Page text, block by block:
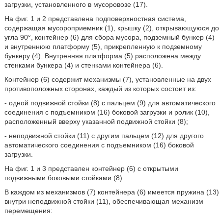
загрузки, установленного в мусоровозе (17).
На фиг. 1 и 2 представлена подповерхностная система,
содержащая мусороприемник (1), крышку (2), открывающуюся до
угла 90°, контейнер (6) для сбора мусора, подземный бункер (4)
и внутреннюю платформу (5), прикрепленную к подземному
бункеру (4). Внутренняя платформа (5) расположена между
стенками бункера (4) и стенками контейнера (6).
Контейнер (6) содержит механизмы (7), установленные на двух
противоположных сторонах, каждый из которых состоит из:
- одной подвижной стойки (8) с пальцем (9) для автоматического
соединения с подъемником (16) боковой загрузки и ролик (10),
расположенный вверху указанной подвижной стойки (8);
- неподвижной стойки (11) с другим пальцем (12) для другого
автоматического соединения с подъемником (16) боковой
загрузки.
На фиг. 1 и 3 представлен контейнер (6) с открытыми
подвижными боковыми стойками (8).
В каждом из механизмов (7) контейнера (6) имеется пружина (13)
внутри неподвижной стойки (11), обеспечивающая механизм
перемещения: